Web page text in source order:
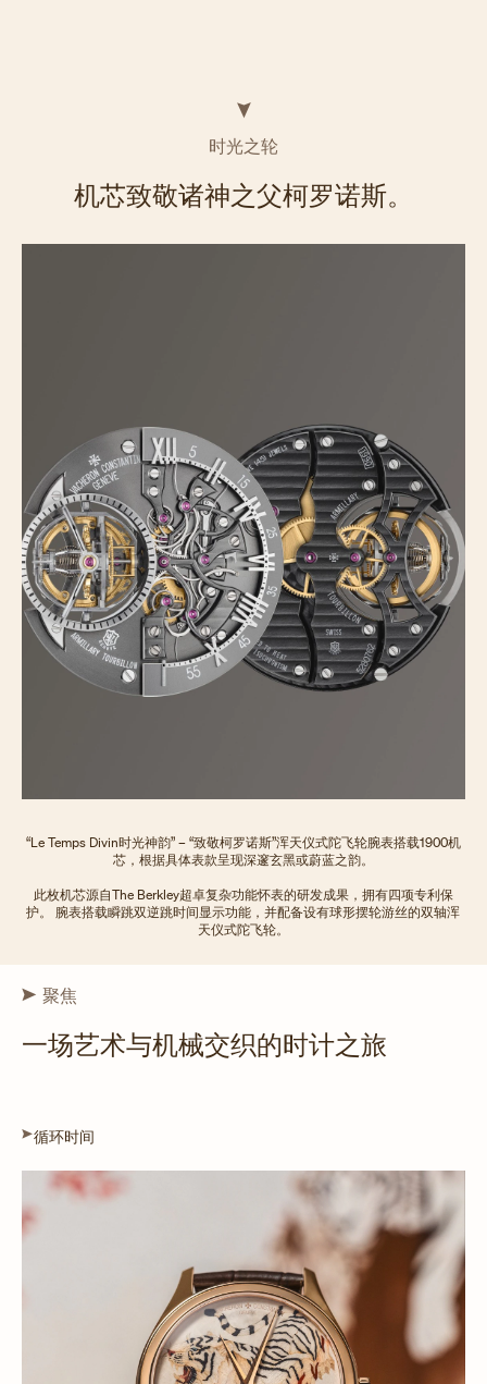
时光之轮
机芯致敬诸神之父柯罗诺斯。
“Le Temps Divin时光神韵” – “致敬柯罗诺斯”浑天仪式陀飞轮腕表搭载1900机
芯，根据具体表款呈现深邃玄黑或蔚蓝之韵。
此枚机芯源自The Berkley超卓复杂功能怀表的研发成果，拥有四项专利保
护。 腕表搭载瞬跳双逆跳时间显示功能，并配备设有球形摆轮游丝的双轴浑
天仪式陀飞轮。
聚焦
一场艺术与机械交织的时计之旅
循环时间